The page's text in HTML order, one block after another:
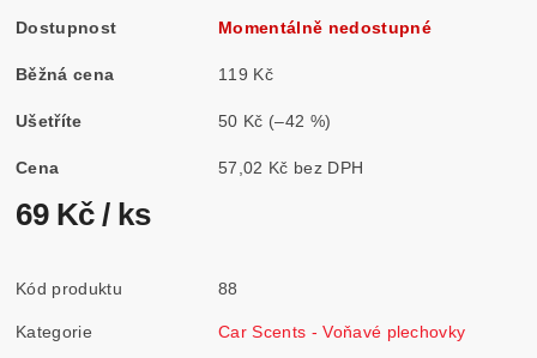
Dostupnost Momentálně nedostupné
Běžná cena 119 Kč
Ušetříte 50 Kč (–42 %)
Cena 57,02 Kč bez DPH
69 Kč/ ks
Kód produktu 88
Kategorie Car Scents - Voňavé plechovky